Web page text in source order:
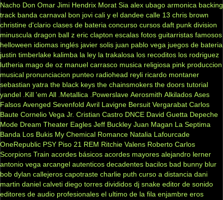
Nacho Don Omar Jimi Hendrix Morat Sia alex ubago armonica backing
track banda carnaval bon jovi cali y el dandee calle 13 chris brown
christine d'clario clases de bateria concurso cursos daft punk division
minuscula dragon ball z eric clapton escalas fotos guitarristas famosos
helloween idiomas inglés javier solis juan pablo vega juegos de bateria
justin timberlake kalimba la ley la trakalosa los recoditos los rodriguez
lutheria mago de oz manuel carrasco musica religiosa pink produccion
musical pronunciacion punteo radiohead reyli ricardo montaner
sebastian yatra the black keys the chainsmokers the doors tutorial
yandel .Kill 'em All .Metallica .Powerslave Aerosmith Alkilados Ases
Falsos Avenged Sevenfold Avril Lavigne Bersuit Vergarabat Carlos
Baute Cornelio Vega Jr. Cristian Castro DNCE David Guetta Depeche
Mode Dream Theater Eagles Jeff Buckley Juan Magan La Septima
Banda Los Bukis My Chemical Romance Natalia Lafourcade
OneRepublic PSY Piso 21 REM Ritchie Valens Roberto Carlos
Scorpions Train acordes básicos acordes mayores alejandro lerner
antonio vega arcangel autenticos decadentes bacilos bad bunny blur
bob dylan callejeros capotraste charlie puth curso a distancia dani
martin daniel calveti diego torres divididos dj snake editor de sonido
editores de audio profesionales el ultimo de la fila enjambre eros